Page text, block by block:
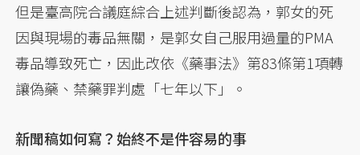
但是臺高院合議庭綜合上述判斷後認為，郭女的死
因與現場的毒品無關，是郭女自己服用過量的PMA
毒品導致死亡，因此改依《藥事法》第83條第1項轉
讓偽藥、禁藥罪判處「七年以下」。
新聞稿如何寫？始終不是件容易的事